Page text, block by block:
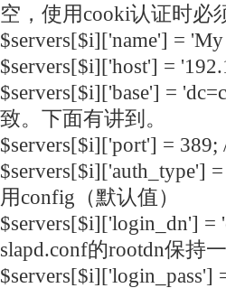
空，使用cooki认证时必
$servers[$i]['name'] =
$servers[$i]['host'] =
$servers[$i]['base'] =
致。下面有讲到。
$servers[$i]['port'] = 389;
$servers[$i]['auth_type']
用config（默认值）
$servers[$i]['login_dn'] =
slapd.conf的rootdn保持一
$servers[$i]['login_pass']